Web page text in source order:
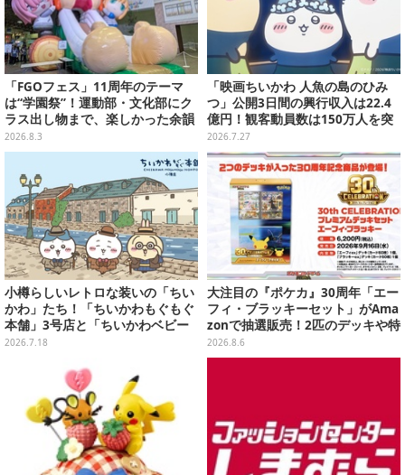
「FGOフェス」11周年のテーマ
は“学園祭”！運動部・文化部にク
ラス出し物まで、楽しかった余韻
が残る思い出を写真たっぷりでお
届け【写真180枚】
2026.8.3
「映画ちいかわ 人魚の島のひみ
つ」公開3日間の興行収入は22.4
億円！観客動員数は150万人を突
破
2026.7.27
小樽らしいレトロな装いの「ちい
かわ」たち！「ちいかわもぐもぐ
本舗」3号店と「ちいかわベビー
カステラ」がいよいよオープン
2026.7.18
大注目の『ポケカ』30周年「エー
フィ・ブラッキーセット」がAma
zonで抽選販売！2匹のデッキや特
別カードを収録
2026.8.6